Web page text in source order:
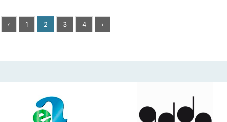
‹ 1 2 3 4 ›